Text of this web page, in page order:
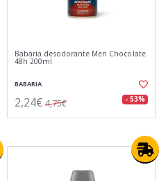
Babaria desodorante Men Chocolate
48h 200ml
BABARIA
2,24€ 4,75€ - 53%